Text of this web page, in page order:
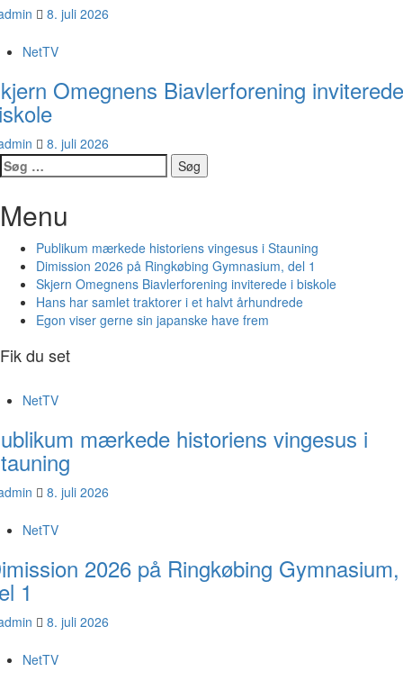
8. juli 2026
NetTV
Omegnens Biavlerforening
8. juli 2026
Søg
efter:
Menu
Publikum mærkede historiens vingesus i Stauning
Dimission 2026 på Ringkøbing Gymnasium, del 1
Skjern Omegnens Biavlerforening inviterede i biskole
Hans har samlet traktorer i et halvt århundrede
Egon viser gerne sin japanske have frem
Fik du set
NetTV
mærkede historiens vingesus i
8. juli 2026
NetTV
2026 på Ringkøbing Gymnasium,
1
8. juli 2026
NetTV